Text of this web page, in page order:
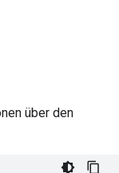
über den